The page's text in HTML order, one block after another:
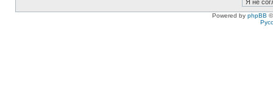
Powered by phpBB